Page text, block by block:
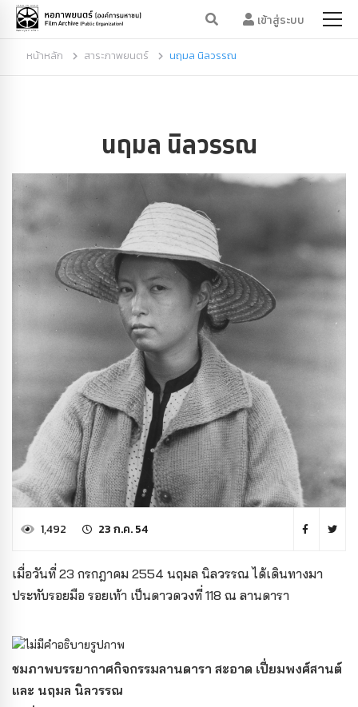
เข้าสู่ระบบ
หน้าหลัก สาระภาพยนตร์ นฤมล นิลวรรณ
นฤมล นิลวรรณ
1,492 23 ก.ค. 54
เมื่อวันที่ 23 กรกฎาคม 2554 นฤมล นิลวรรณ ได้เดินทางมา
ประทับรอยมือ รอยเท้า เป็นดาวดวงที่ 118 ณ ลานดารา
ชมภาพบรรยากาศกิจกรรมลานดารา สะอาด เปี่ยมพงศ์สานต์
และ นฤมล นิลวรรณ